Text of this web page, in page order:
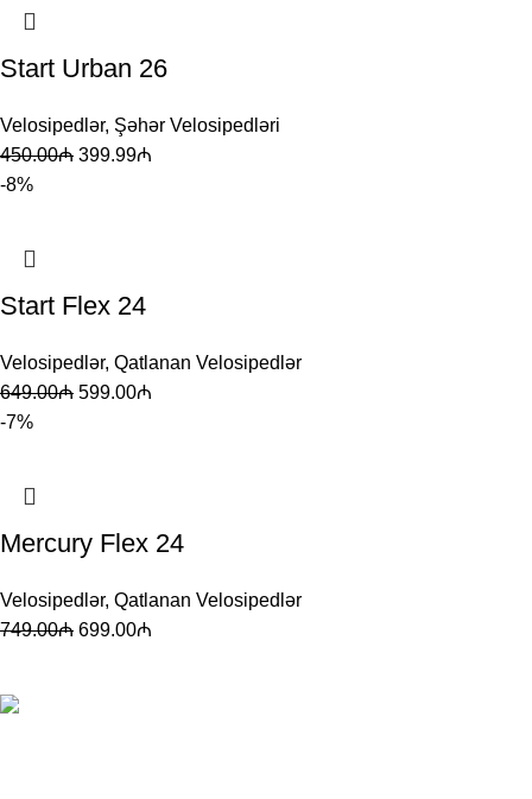
Start Urban 26
Velosipedlər, Şəhər Velosipedləri
450.00₼ 399.99₼
-8%
Start Flex 24
Velosipedlər, Qatlanan Velosipedlər
649.00₼ 599.00₼
-7%
Mercury Flex 24
Velosipedlər, Qatlanan Velosipedlər
749.00₼ 699.00₼